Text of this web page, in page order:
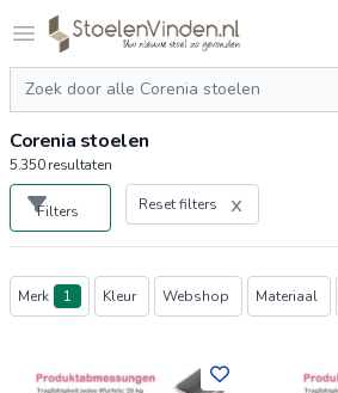
Open menu
Logo stoelenvinden.nl
Zoeken
Corenia stoelen
5.350resultaten
Filters Reset filters
Producten
Merk 1 Kleur Webshop Materiaal